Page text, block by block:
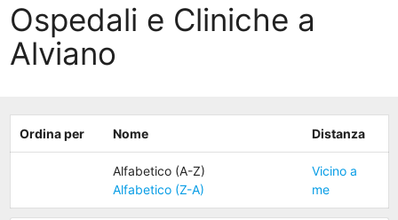
Ospedali e Cliniche a
Alviano
Ordina per Nome Distanza
Alfabetico (A-Z)
Alfabetico (Z-A)
Vicino a
me